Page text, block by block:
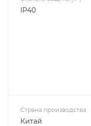
IP40
Страна производства
Китай